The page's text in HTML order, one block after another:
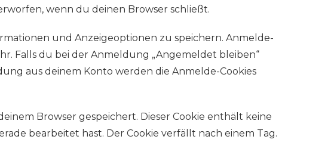
wenn du deinen Browser schließt.
und Anzeigeoptionen zu speichern. Anmelde-
Falls du bei der Anmeldung „Angemeldet bleiben“
aus deinem Konto werden die Anmelde-Cookies
Browser gespeichert. Dieser Cookie enthält keine
bearbeitet hast. Der Cookie verfällt nach einem Tag.